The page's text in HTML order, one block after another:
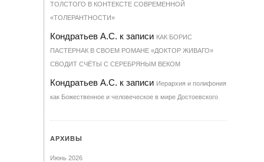
ТОЛСТОГО В КОНТЕКСТЕ СОВРЕМЕННОЙ
«ТОЛЕРАНТНОСТИ»
Кондратьев А.С. к записи КАК БОРИС
ПАСТЕРНАК В СВОЕМ РОМАНЕ «ДОКТОР ЖИВАГО»
СВОДИТ СЧЁТЫ С СЕРЕБРЯНЫМ ВЕКОМ
Кондратьев А.С. к записи Иерархия и полифония
как Божественное и человеческое в мире Достоевского
АРХИВЫ
Июнь 2026